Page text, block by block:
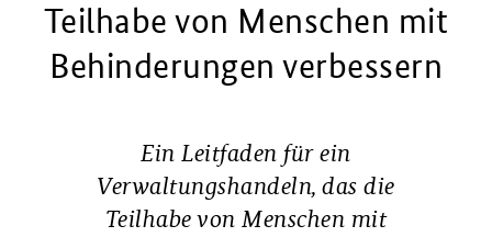
Teilhabe von Menschen mit
Behinderungen verbessern
Ein Leitfaden für ein
Verwaltungshandeln, das die
Teilhabe von Menschen mit